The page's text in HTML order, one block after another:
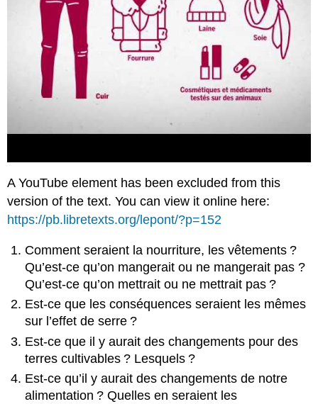
A YouTube element has been excluded from this
version of the text. You can view it online here:
https://pb.libretexts.org/lepont/?p=152
Comment seraient la nourriture, les vêtements ?
Qu’est-ce qu’on mangerait ou ne mangerait pas ?
Qu’est-ce qu’on mettrait ou ne mettrait pas ?
Est-ce que les conséquences seraient les mêmes
sur l’effet de serre ?
Est-ce que il y aurait des changements pour des
terres cultivables ? Lesquels ?
Est-ce qu’il y aurait des changements de notre
alimentation ? Quelles en seraient les